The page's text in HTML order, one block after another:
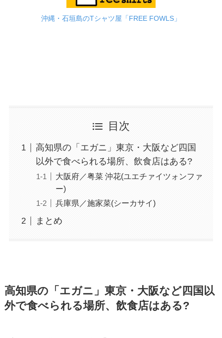
沖縄・石垣島のTシャツ屋「FREE FOWLS」
目次
高知県の「エガニ」東京・大阪など四国
以外で食べられる場所、飲食店はある?
大阪府／粤菜 沖花(ユエチァイツォンファ
ー)
兵庫県／施家菜(シーカサイ)
まとめ
高知県の「エガニ」東京・大阪など四国以
外で食べられる場所、飲食店はある?